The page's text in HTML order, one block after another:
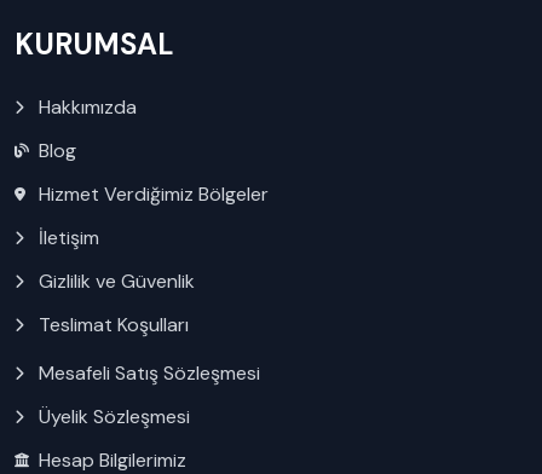
KURUMSAL
Hakkımızda
Blog
Hizmet Verdiğimiz Bölgeler
İletişim
Gizlilik ve Güvenlik
Teslimat Koşulları
Mesafeli Satış Sözleşmesi
Üyelik Sözleşmesi
Hesap Bilgilerimiz